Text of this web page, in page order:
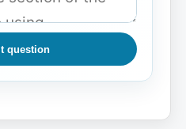
question